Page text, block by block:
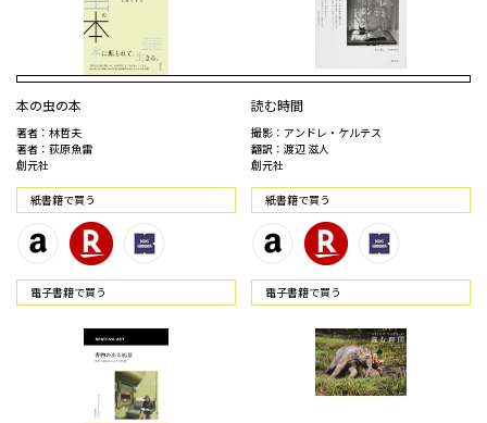
本の虫の本
著者：林哲夫
著者：荻原魚雷
創元社
紙書籍で買う
電⼦書籍で買う
読む時間
撮影：アンドレ・ケルテス
翻訳：渡辺 滋人
創元社
紙書籍で買う
電⼦書籍で買う